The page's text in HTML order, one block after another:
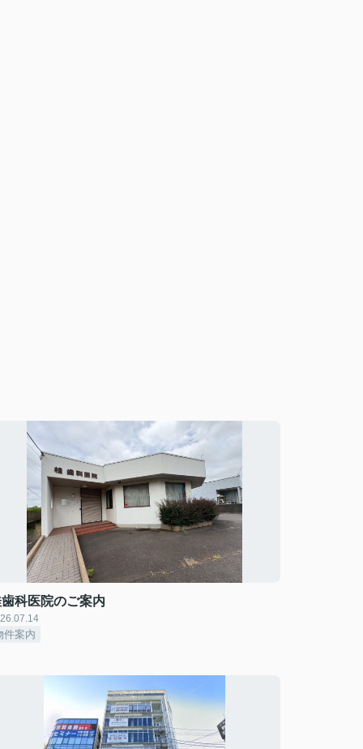
科医院のご案内
件案内